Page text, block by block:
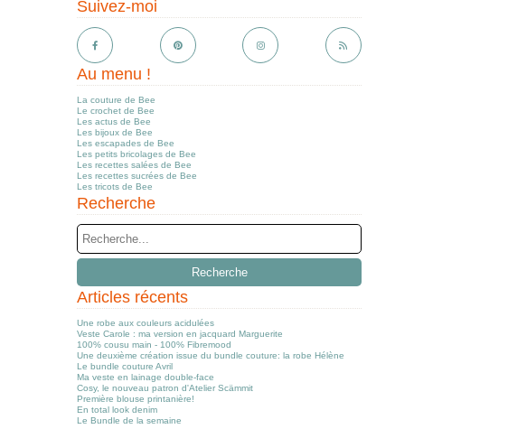
Suivez-moi
Au menu !
La couture de Bee
Le crochet de Bee
Les actus de Bee
Les bijoux de Bee
Les escapades de Bee
Les petits bricolages de Bee
Les recettes salées de Bee
Les recettes sucrées de Bee
Les tricots de Bee
Recherche
Articles récents
Une robe aux couleurs acidulées
Veste Carole : ma version en jacquard Marguerite
100% cousu main - 100% Fibremood
Une deuxième création issue du bundle couture: la robe Hélène
Le bundle couture Avril
Ma veste en lainage double-face
Cosy, le nouveau patron d'Atelier Scämmit
Première blouse printanière!
En total look denim
Le Bundle de la semaine